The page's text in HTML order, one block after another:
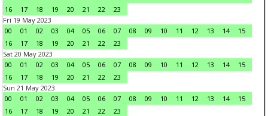
16
17 18 19 20 21 22
23
Fri 19 May 2023
00
01 02 03 04 05 06 07 08 09 10 11 12 13 14
15
16
17 18 19 20 21 22
23
Sat 20 May 2023
00
01 02 03 04 05 06 07 08 09 10 11 12 13 14
15
16
17 18 19 20 21 22
23
Sun 21 May 2023
00
01 02 03 04 05 06 07 08 09 10 11 12 13 14
15
16
17 18 19 20 21 22
23